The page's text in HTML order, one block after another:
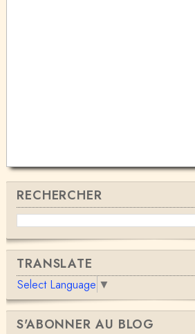
RECHERCHER
TRANSLATE
Select Language ▼
S'ABONNER AU BLOG